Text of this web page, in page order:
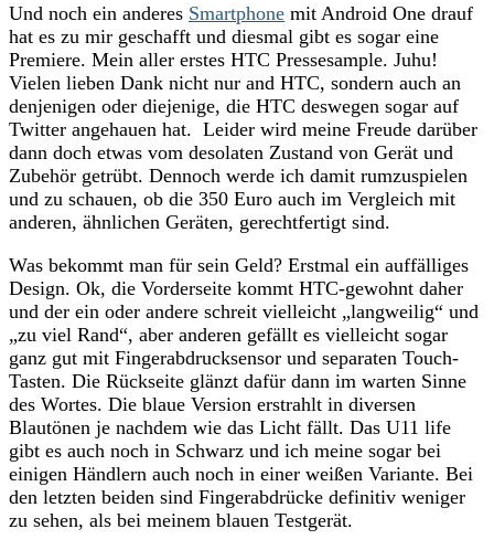
Und noch ein anderes Smartphone mit Android One drauf
hat es zu mir geschafft und diesmal gibt es sogar eine
Premiere. Mein aller erstes HTC Pressesample. Juhu!
Vielen lieben Dank nicht nur and HTC, sondern auch an
denjenigen oder diejenige, die HTC deswegen sogar auf
Twitter angehauen hat. Leider wird meine Freude darüber
dann doch etwas vom desolaten Zustand von Gerät und
Zubehör getrübt. Dennoch werde ich damit rumzuspielen
und zu schauen, ob die 350 Euro auch im Vergleich mit
anderen, ähnlichen Geräten, gerechtfertigt sind.
Was bekommt man für sein Geld? Erstmal ein auffälliges
Design. Ok, die Vorderseite kommt HTC-gewohnt daher
und der ein oder andere schreit vielleicht „langweilig“ und
„zu viel Rand“, aber anderen gefällt es vielleicht sogar
ganz gut mit Fingerabdrucksensor und separaten Touch-
Tasten. Die Rückseite glänzt dafür dann im warten Sinne
des Wortes. Die blaue Version erstrahlt in diversen
Blautönen je nachdem wie das Licht fällt. Das U11 life
gibt es auch noch in Schwarz und ich meine sogar bei
einigen Händlern auch noch in einer weißen Variante. Bei
den letzten beiden sind Fingerabdrücke definitiv weniger
zu sehen, als bei meinem blauen Testgerät.